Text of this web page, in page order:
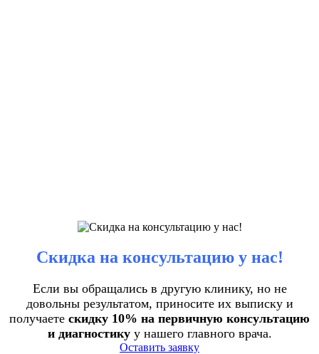
Скидка на консультацию у нас!
Если вы обращались в другую клинику, но не
довольны результатом, приносите их выписку и
получаете скидку 10% на первичную консультацию
и диагностикуу нашего главного врача.
Оставить заявку